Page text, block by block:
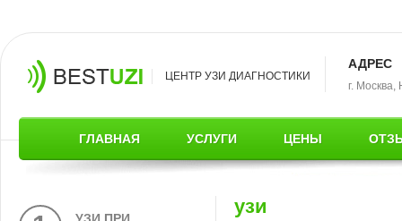
ЦЕНТР УЗИ ДИАГНОСТИКИ
АДРЕС
г. Москва,
ГЛАВНАЯ УСЛУГИ ЦЕНЫ
узи